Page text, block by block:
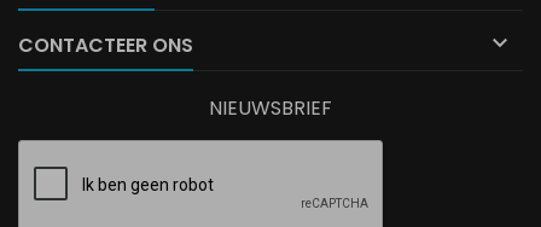
CONTACTEER ONS 
NIEUWSBRIEF